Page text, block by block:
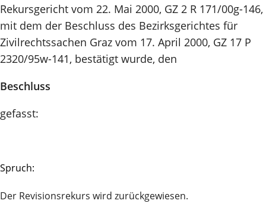
Rekursgericht vom 22. Mai 2000, GZ 2 R 171/00g-146,
mit dem der Beschluss des Bezirksgerichtes für
Zivilrechtssachen Graz vom 17. April 2000, GZ 17 P
2320/95w-141, bestätigt wurde, den
Beschluss
gefasst:
Spruch:
Der Revisionsrekurs wird zurückgewiesen.